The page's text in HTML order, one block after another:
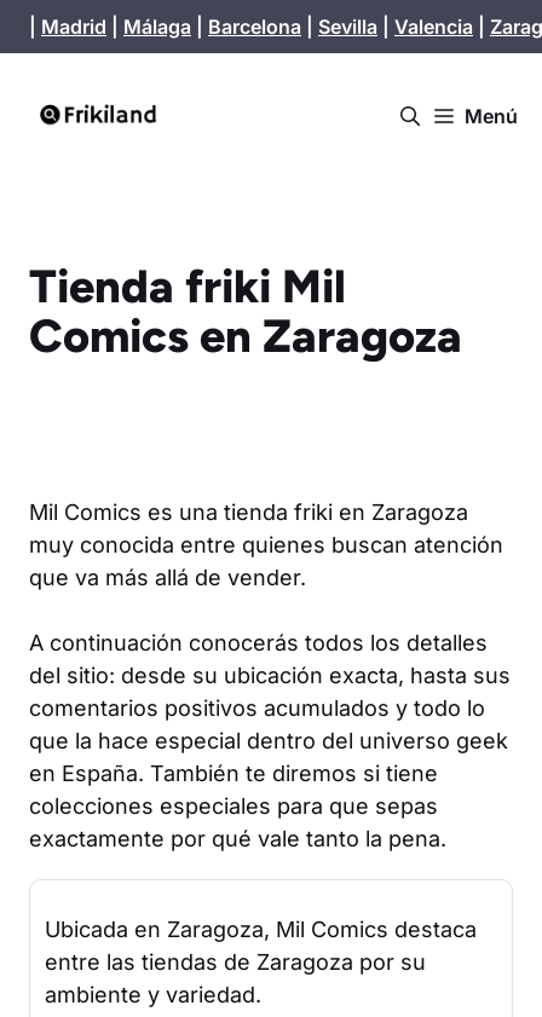
Saltar
al
Madrid Málaga Barcelona Sevilla Valencia
Menú
Tienda friki Mil
Comics en Zaragoza
Mil Comics es una tienda friki en Zaragoza
muy conocida entre quienes buscan atención
que va más allá de vender.
A continuación conocerás todos los detalles
del sitio: desde su ubicación exacta, hasta sus
comentarios positivos acumulados y todo lo
que la hace especial dentro del universo geek
en España. También te diremos si tiene
colecciones especiales para que sepas
exactamente por qué vale tanto la pena.
Ubicada en Zaragoza, Mil Comics destaca
entre las tiendas de Zaragoza por su
ambiente y variedad.